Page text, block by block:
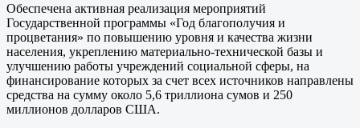
Обеспечена активная реализация мероприятий
Государственной программы «Год благополучия и
процветания» по повышению уровня и качества жизни
населения, укреплению материально-технической базы и
улучшению работы учреждений социальной сферы, на
финансирование которых за счет всех источников направлены
средства на сумму около 5,6 триллиона сумов и 250
миллионов долларов США.